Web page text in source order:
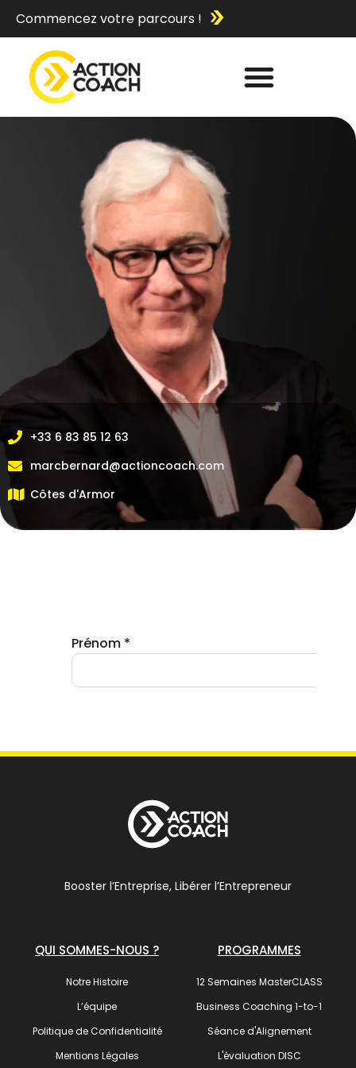
Commencez votre parcours !
+33 6 83 85 12 63
marcbernard@actioncoach.com
Côtes d'Armor
Booster l’Entreprise, Libérer l’Entrepreneur
QUI SOMMES-NOUS ?
Notre Histoire
L’équipe
Politique de Confidentialité
Mentions Légales
PROGRAMMES
12 Semaines MasterCLASS
Business Coaching 1-to-1
Séance d'Alignement
L'évaluation DISC